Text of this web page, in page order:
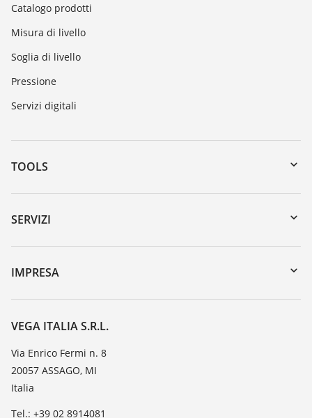
Catalogo prodotti
Misura di livello
Soglia di livello
Pressione
Servizi digitali
TOOLS
Downloads
Ricerca numero di serie
DTM Collection/PACTware
SERVIZI
Reso apparecchio
Seminari
TeamViewer
IMPRESA
VEGA, l'azienda
Contatto
Novità
Stampa
Blog
VEGA ITALIA S.R.L.
Via Enrico Fermi n. 8
20057 ASSAGO, MI
Italia
Tel.: +39 02 8914081